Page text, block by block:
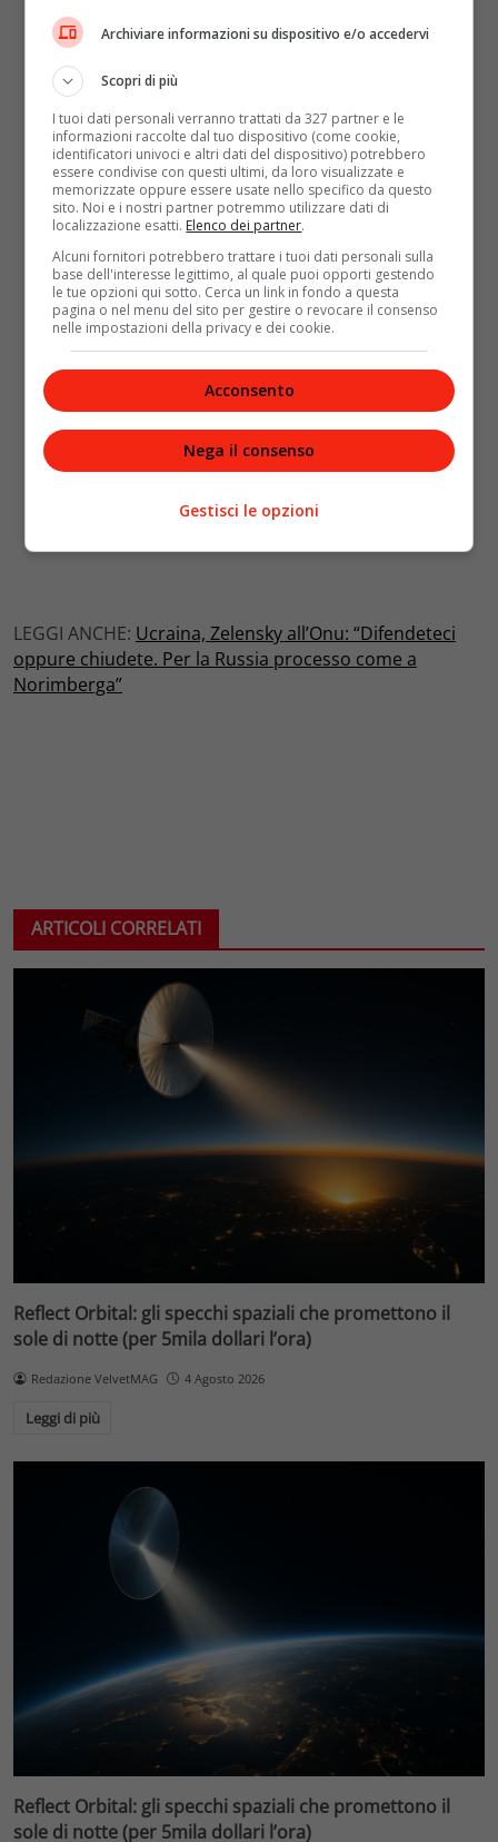
LEGGI ANCHE: Ucraina, Zelensky all’Onu: “Difendeteci
oppure chiudete. Per la Russia processo come a
Norimberga”
ARTICOLI CORRELATI
Reflect Orbital: gli specchi spaziali che promettono il
sole di notte (per 5mila dollari l’ora)
Redazione VelvetMAG 4 Agosto 2026
Leggi di più
Reflect Orbital: gli specchi spaziali che promettono il
sole di notte (per 5mila dollari l’ora)
Archiviare informazioni su dispositivo e/o accedervi
Scopri di più
I tuoi dati personali verranno trattati da 327 partner e le
informazioni raccolte dal tuo dispositivo (come cookie,
identificatori univoci e altri dati del dispositivo) potrebbero
essere condivise con questi ultimi, da loro visualizzate e
memorizzate oppure essere usate nello specifico da questo
sito. Noi e i nostri partner potremmo utilizzare dati di
localizzazione esatti. Elenco dei partner.
Alcuni fornitori potrebbero trattare i tuoi dati personali sulla
base dell'interesse legittimo, al quale puoi opporti gestendo
le tue opzioni qui sotto. Cerca un link in fondo a questa
pagina o nel menu del sito per gestire o revocare il consenso
nelle impostazioni della privacy e dei cookie.
Acconsento
Nega il consenso
Gestisci le opzioni